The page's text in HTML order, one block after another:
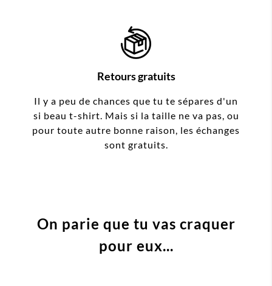
Retours gratuits
Il y a peu de chances que tu te sépares d'un
si beau t-shirt. Mais si la taille ne va pas, ou
pour toute autre bonne raison, les échanges
sont gratuits.
On parie que tu vas craquer
pour eux...